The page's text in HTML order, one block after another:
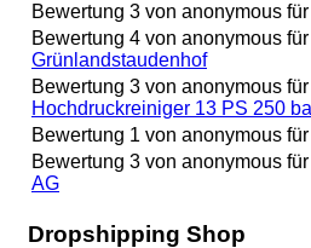
Bewertung 3 von anonymous für
Bewertung 4 von anonymous für
Grünlandstaudenhof
Bewertung 3 von anonymous für
Hochdruckreiniger 13 PS 250
Bewertung 1 von anonymous für
Bewertung 3 von anonymous für
AG
Dropshipping Shop